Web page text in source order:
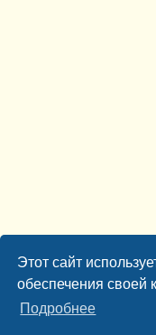
Этот сайт
обеспечения своей
Подробнее